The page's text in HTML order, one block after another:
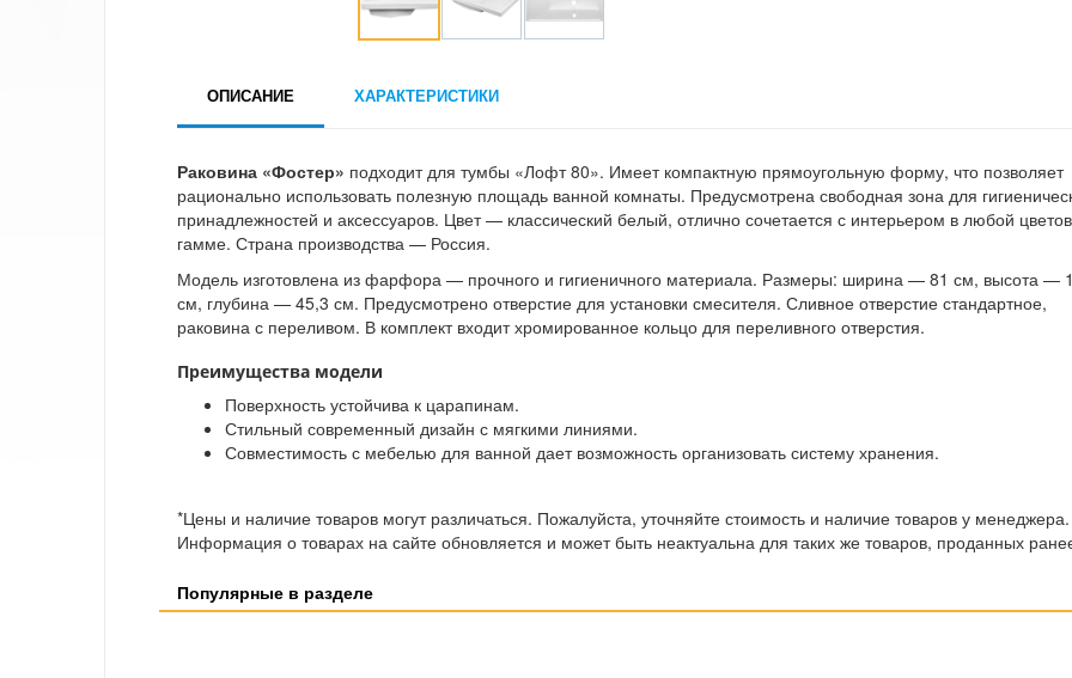
ОПИСАНИЕ ХАРАКТЕРИСТИКИ
Раковина «Фостер» подходит для тумбы «Лофт 80». Имеет компактную прямоугольную форму, что позволяет
рационально использовать полезную площадь ванной комнаты. Предусмотрена свободная зона для
принадлежностей и аксессуаров. Цвет — классический белый, отлично сочетается с интерьером в любой
гамме. Страна производства — Россия.
Модель изготовлена из фарфора — прочного и гигиеничного материала. Размеры: ширина — 81 см, высота —
см, глубина — 45,3 см. Предусмотрено отверстие для установки смесителя. Сливное отверстие стандартное,
раковина с переливом. В комплект входит хромированное кольцо для переливного отверстия.
Преимущества модели
Поверхность устойчива к царапинам.
Стильный современный дизайн с мягкими линиями.
Совместимость с мебелью для ванной дает возможность организовать систему хранения.
*Цены и наличие товаров могут различаться. Пожалуйста, уточняйте стоимость и наличие товаров у менеджера.
Информация о товарах на сайте обновляется и может быть неактуальна для таких же товаров, проданных
Популярные в разделе